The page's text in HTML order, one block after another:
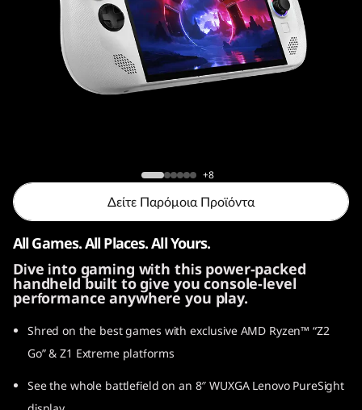
S
+8
Δείτε Παρόμοια Προϊόντα
All Games. All Places. All Yours.
Dive into gaming with this power-packed
handheld built to give you console-level
performance anywhere you play.
Shred on the best games with exclusive AMD Ryzen™ “Z2
Go” & Z1 Extreme platforms
See the whole battlefield on an 8″ WUXGA Lenovo PureSight